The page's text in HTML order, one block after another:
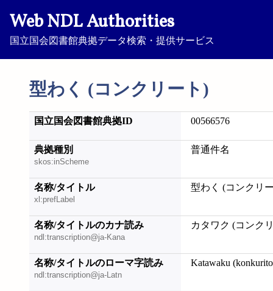
Web NDL Authorities
国立国会図書館典拠データ検索・提供サービス
型わく (コンクリート)
国立国会図書館典拠ID 00566576
典拠種別
skos:inScheme
普通件名
名称/タイトル
xl:prefLabel
型わく (コンクリ
名称/タイトルのカナ読み
ndl:transcription@ja-Kana
カタワク (コンク
名称/タイトルのローマ字読み
ndl:transcription@ja-Latn
Katawaku